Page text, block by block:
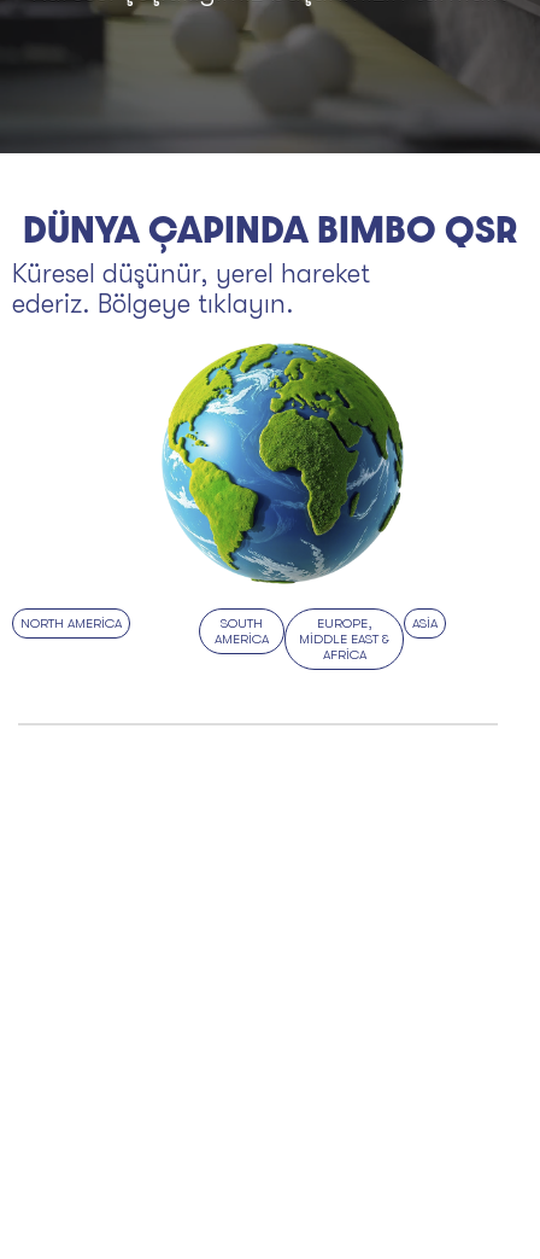
DÜNYA ÇAPINDA BIMBO QSR
Küresel düşünür, yerel hareket
ederiz. Bölgeye tıklayın.
NORTH AMERICA
SOUTH
AMERICA
EUROPE,
MIDDLE EAST &
AFRICA
ASIA